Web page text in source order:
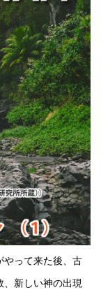
やって来た後、古
、新しい神の出現